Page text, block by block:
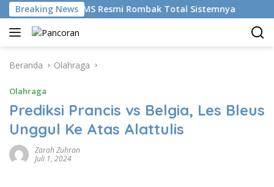
Langsung
ke
konten
Breaking News
AI, BRMS Resmi Rombak Total Sistemnya
Beranda Olahraga
Olahraga
Prediksi Prancis vs Belgia, Les Bleus
Unggul Ke Atas Alattulis
Zarah Zuhran
Juli 1, 2024